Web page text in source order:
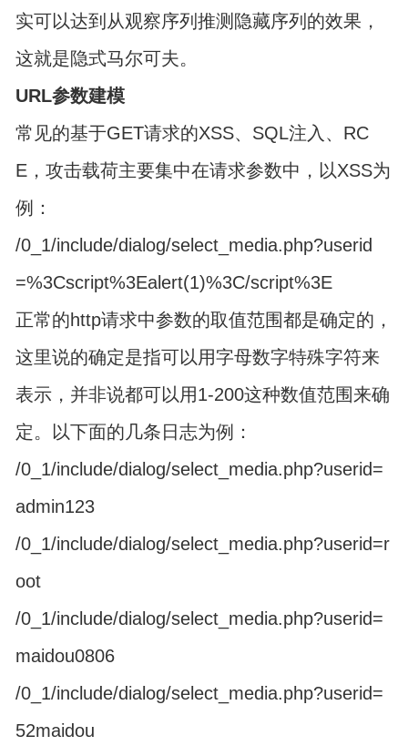
实可以达到从观察序列推测隐藏序列的效果，
这就是隐式马尔可夫。
URL参数建模
常见的基于GET请求的XSS、SQL注入、RC
E，攻击载荷主要集中在请求参数中，以XSS为
例：
/0_1/include/dialog/select_media.php?userid
=%3Cscript%3Ealert(1)%3C/script%3E
正常的http请求中参数的取值范围都是确定的，
这里说的确定是指可以用字母数字特殊字符来
表示，并非说都可以用1-200这种数值范围来确
定。以下面的几条日志为例：
/0_1/include/dialog/select_media.php?userid=
admin123
/0_1/include/dialog/select_media.php?userid=r
oot
/0_1/include/dialog/select_media.php?userid=
maidou0806
/0_1/include/dialog/select_media.php?userid=
52maidou